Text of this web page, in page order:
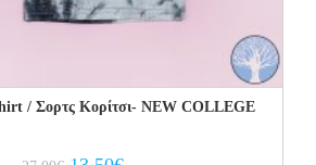
/ Σορτς Κορίτσι- NEW COLLEGE
Original Current